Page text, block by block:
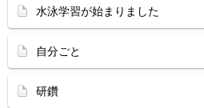
水泳学習が始まりました
自分ごと
研鑽